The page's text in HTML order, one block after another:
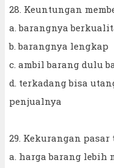
28. Keuntungan
a. barangnya
b. barangnya lengkap
c. ambil barang dulu
d. terkadang bisa
penjualnya
29. Kekurangan
a. harga barang lebih